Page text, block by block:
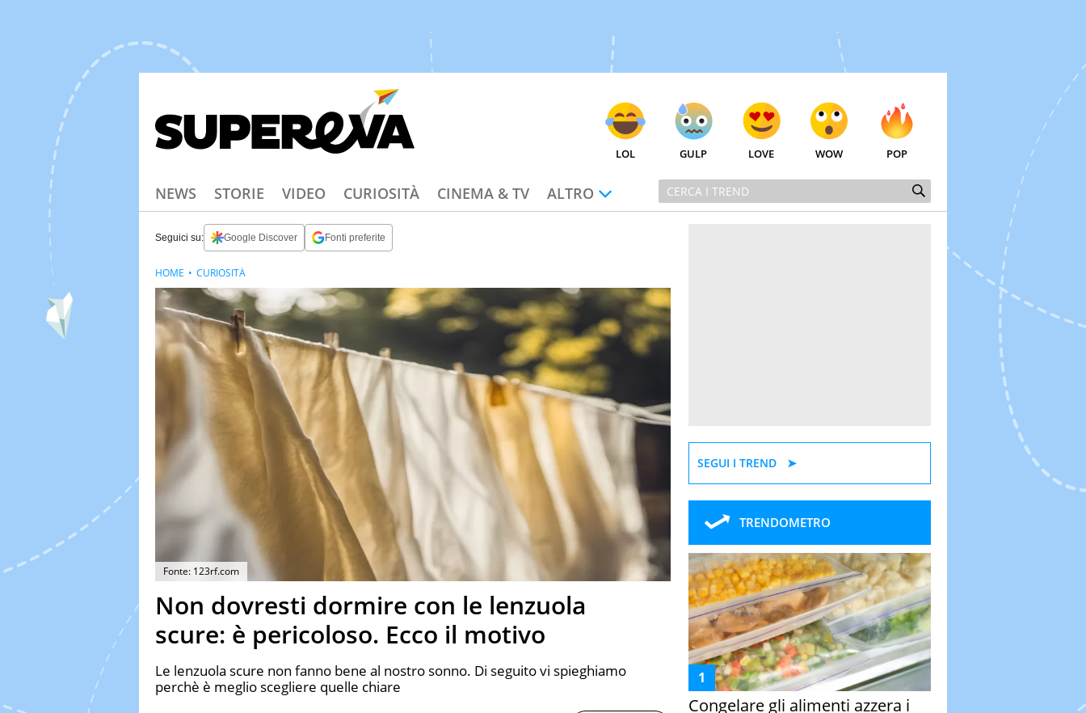
LOL GULP LOVE WOW POP
NEWS STORIE VIDEO CURIOSITÀ CINEMA & TV ALTRO
Seguici su: Google Discover Fonti preferite
Fonte: 123rf.com
Non dovresti dormire con le lenzuola
scure: è pericoloso. Ecco il motivo
Le lenzuola scure non fanno bene al nostro sonno. Di seguito vi spieghiamo
perchè è meglio scegliere quelle chiare
HOME CURIOSITÀ
SEGUI I TREND
TRENDOMETRO
Congelare gli alimenti azzera i